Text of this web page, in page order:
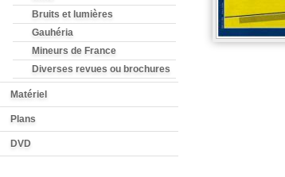
Bruits et lumières
Gauhéria
Mineurs de France
Diverses revues ou brochures
Matériel
Plans
DVD